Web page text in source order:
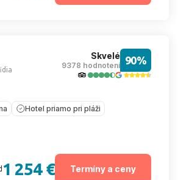
Skvelé
9378 hodnotení 90%
Hotel priamo pri pláži
1 254 € Termíny a ceny